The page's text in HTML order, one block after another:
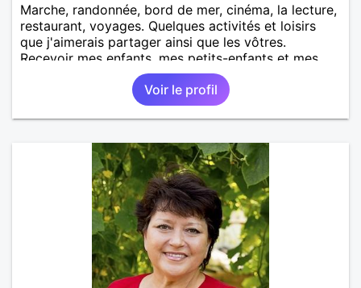
Marche, randonnée, bord de mer, cinéma, la lecture,
restaurant, voyages. Quelques activités et loisirs
que j'aimerais partager ainsi que les vôtres.
Recevoir mes enfants, mes petits-enfants et mes
amis. Bénévolat auprès des enfants à l’école, pour le
cinéma indépendant... Se rencontrer, être à l’écoute,
échanger avec une personne de confiance, pour une
vie de partage, de tendresse. Les voyages et où
dehors des sentiers battus me raviraient. Je
m'engage à répondre à votre message. Au plaisir de
Voir le profil